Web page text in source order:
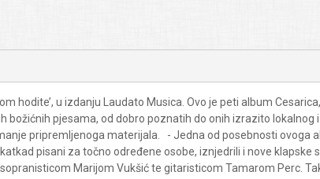
hodite’, u izdanju Laudato Musica. Ovo je peti album
pjesama, od dobro poznatih do onih izrazito lokalnog
pripremljenoga materijala. - Jedna od posebnosti ovoga
pisani za točno određene osobe, iznjedrili i nove klapske
Marijom Vukšić te gitaristicom Tamarom Perc.